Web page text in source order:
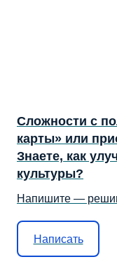
Сложности с
карты» или
Знаете, как
культуры?
Напишите —
Написать